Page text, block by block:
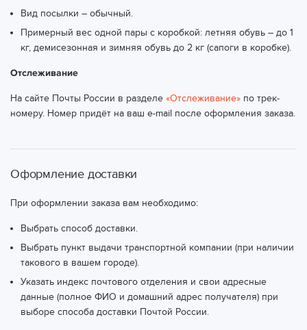
Вид посылки – обычный.
Примерный вес одной пары с коробкой: летняя обувь – до 1
кг, демисезонная и зимняя обувь до 2 кг (сапоги в коробке).
Отслеживание
На сайте Почты России в разделе «Отслеживание» по трек-
номеру. Номер придёт на ваш e-mail после оформления заказа.
Оформление доставки
При оформлении заказа вам необходимо:
Выбрать способ доставки.
Выбрать пункт выдачи транспортной компании (при наличии
такового в вашем городе).
Указать индекс почтового отделения и свои адресные
данные (полное ФИО и домашний адрес получателя) при
выборе способа доставки Почтой России.